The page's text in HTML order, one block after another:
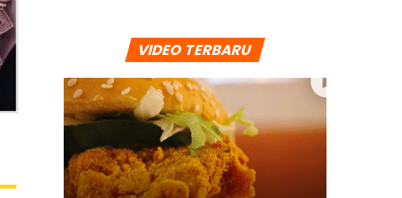
VIDEO TERBARU